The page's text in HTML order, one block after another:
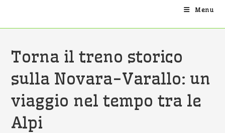
Menu
Torna il treno storico
sulla Novara-Varallo: un
viaggio nel tempo tra le
Alpi